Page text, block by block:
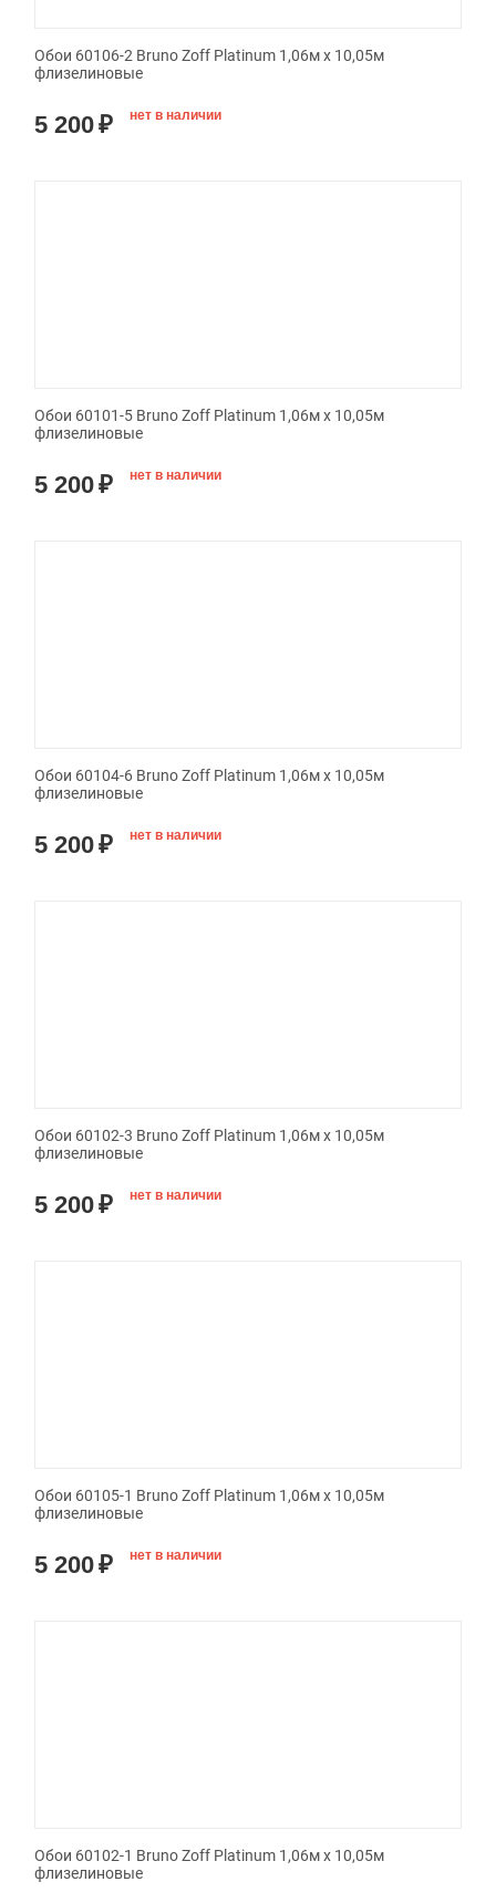
Обои 60106-2 Bruno Zoff Platinum 1,06м х 10,05м
флизелиновые
5 200₽ нет в наличии
Обои 60101-5 Bruno Zoff Platinum 1,06м х 10,05м
флизелиновые
5 200₽ нет в наличии
Обои 60104-6 Bruno Zoff Platinum 1,06м х 10,05м
флизелиновые
5 200₽ нет в наличии
Обои 60102-3 Bruno Zoff Platinum 1,06м х 10,05м
флизелиновые
5 200₽ нет в наличии
Обои 60105-1 Bruno Zoff Platinum 1,06м х 10,05м
флизелиновые
5 200₽ нет в наличии
Обои 60102-1 Bruno Zoff Platinum 1,06м х 10,05м
флизелиновые